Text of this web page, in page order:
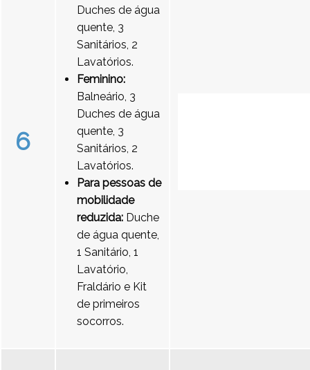
6
Duches de água
quente, 3
Sanitários, 2
Lavatórios.
Feminino:
Balneário, 3
Duches de água
quente, 3
Sanitários, 2
Lavatórios.
Para pessoas de
mobilidade
reduzida: Duche
de água quente,
1 Sanitário, 1
Lavatório,
Fraldário e Kit
de primeiros
socorros.